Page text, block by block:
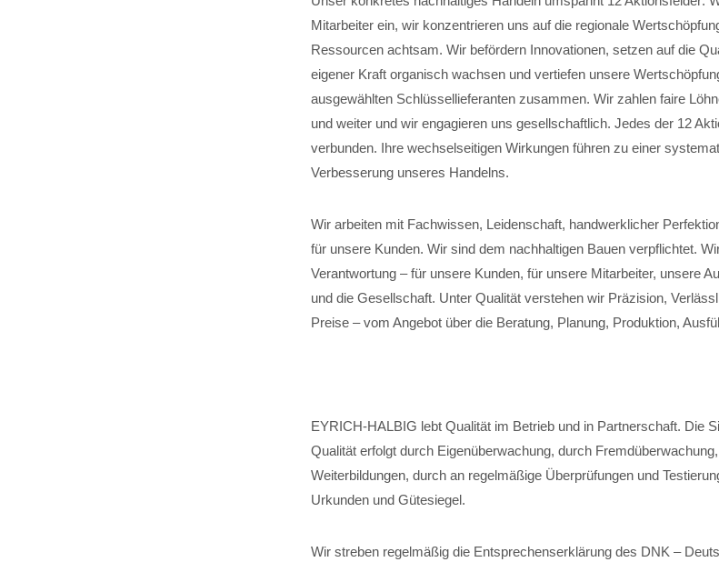
Mitarbeiter ein, wir konzentrieren uns auf die regionale
Ressourcen achtsam. Wir befördern Innovationen, setzen auf die
eigener Kraft organisch wachsen und vertiefen unsere
ausgewählten Schlüssellieferanten zusammen. Wir zahlen faire
und weiter und wir engagieren uns gesellschaftlich. Jedes der 12
verbunden. Ihre wechselseitigen Wirkungen führen zu einer
Verbesserung unseres Handelns.
Wir arbeiten mit Fachwissen, Leidenschaft, handwerklicher
für unsere Kunden. Wir sind dem nachhaltigen Bauen verpflichtet.
Verantwortung – für unsere Kunden, für unsere Mitarbeiter, unsere
und die Gesellschaft. Unter Qualität verstehen wir Präzision,
Preise – vom Angebot über die Beratung, Planung, Produktion,
EYRICH-HALBIG lebt Qualität im Betrieb und in Partnerschaft. Die
Qualität erfolgt durch Eigenüberwachung, durch
Weiterbildungen, durch an regelmäßige Überprüfungen und
Urkunden und Gütesiegel.
Wir streben regelmäßig die Entsprechenserklärung des DNK –